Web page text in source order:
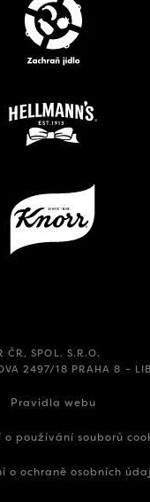
ČR, SPOL. S.R.O.
2497/18 PRAHA 8 –
Pravidla webu
o používání souborů
o ochraně osobních